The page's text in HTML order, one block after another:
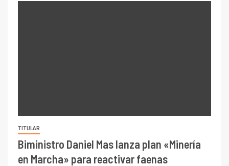
TITULAR
Biministro Daniel Mas lanza plan «Minería
en Marcha» para reactivar faenas